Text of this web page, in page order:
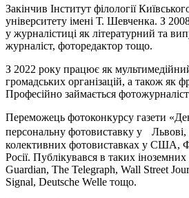
Закінчив Інститут філології
університету імені Т. Шевченка. З
у журналістиці як літературний та
журналіст, фоторедактор тощо.
З 2022 року працює як
громадських організацій, а також як
Професійно займається
Переможець фотоконкурсу газети
персональну фотовиставку у Львові,
колективних фотовиставках у США,
Росії. Публікувався в таких
Guardian, The Telegraph, Wall Street
Signal, Deutsche Welle тощо.